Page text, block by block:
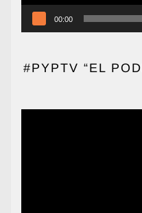
00:00
#PYPTV “EL